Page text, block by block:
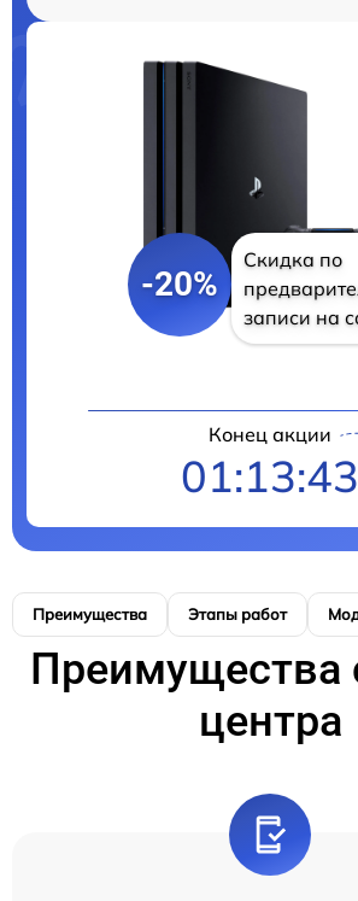
-20%
Скидка по
записи на
Конец акции
01:13:42
Преимущества Этапы работ
Преимущества
центра